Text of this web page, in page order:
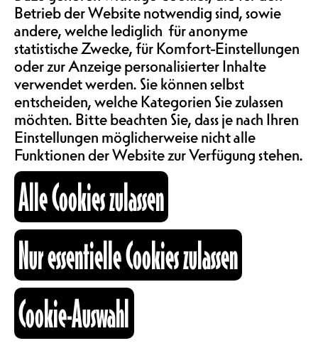
SAALMIETE
ABOS & TARIFE
INFORMATIONEN
KARTOGRAPHIE
SUCHE
Kulturraum
AU CAFÉ
22:00 – 03:00 | ENTRÉE
GRATUIT
Débarqué d'une galaxie lointaine,
très lointaine...
C’est le retour de DJ Pal Platine et
l'Empire revient à la contre-attaque
avec l'électro, la techno et toutes
sortes de folies électroniques.
Rebelles, Wookiees et
Stormtroopers se retrouvent tous
ensemble sur la piste de danse, car
ce côté groovy de la Force est
irrésistible, tout comme la
collection de disques de DJ Pal
Platine ! Au café, on danse bien !
Photo : Aurélie Ayer
Betrieb der Website notwendig sind, sowie
andere, welche lediglich für anonyme
statistische Zwecke, für Komfort-Einstellungen
oder zur Anzeige personalisierter Inhalte
verwendet werden. Sie können selbst
entscheiden, welche Kategorien Sie zulassen
möchten. Bitte beachten Sie, dass je nach Ihren
Einstellungen möglicherweise nicht alle
Funktionen der Website zur Verfügung stehen.
Alle Cookies zulassen
Nur essentielle Cookies zulassen
Cookie-Auswahl